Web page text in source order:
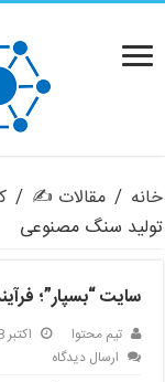
خانه / مقالات ✍️ /
تولید سنگ مصنوعی
سایت “بسپار”؛
تیم محتوا اکتبر 28, 2021
ارسال دیدگاه